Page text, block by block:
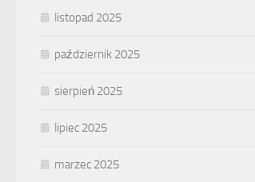
listopad 2025
październik 2025
sierpień 2025
lipiec 2025
marzec 2025